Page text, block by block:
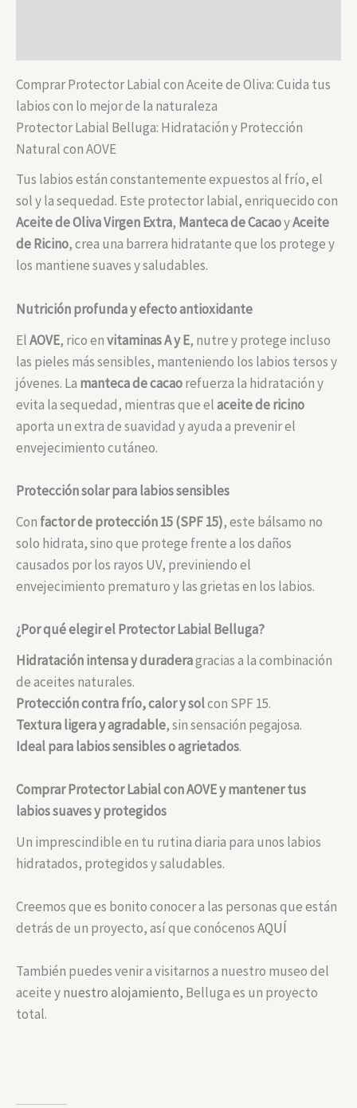
Comprar Protector Labial con Aceite de Oliva: Cuida tus
labios con lo mejor de la naturaleza
Protector Labial Belluga: Hidratación y Protección
Natural con AOVE
Tus labios están constantemente expuestos al frío, el
sol y la sequedad. Este protector labial, enriquecido con
Aceite de Oliva Virgen Extra, Manteca de CacaoyAceite
de Ricino, crea una barrera hidratante que los protege y
los mantiene suaves y saludables.
Nutrición profunda y efecto antioxidante
ElAOVE, rico envitaminas A y E, nutre y protege incluso
las pieles más sensibles, manteniendo los labios tersos y
jóvenes. La manteca de cacaorefuerza la hidratación y
evita la sequedad, mientras que elaceite de ricino
aporta un extra de suavidad y ayuda a prevenir el
envejecimiento cutáneo.
Protección solar para labios sensibles
Con factor de protección 15 (SPF 15), este bálsamo no
solo hidrata, sino que protege frente a los daños
causados por los rayos UV, previniendo el
envejecimiento prematuro y las grietas en los labios.
¿Por qué elegir el Protector Labial Belluga?
Hidratación intensa y duraderagracias a la combinación
de aceites naturales.
Protección contra frío, calor y solcon SPF 15.
Textura ligera y agradable, sin sensación pegajosa.
Ideal para labios sensibles o agrietados.
Comprar Protector Labial con AOVE y mantener tus
labios suaves y protegidos
Un imprescindible en tu rutina diaria para unos labios
hidratados, protegidos y saludables.
Creemos que es bonito conocer a las personas que están
detrás de un proyecto, así que conócenosAQUÍ
También puedes venir a visitarnos a nuestro museo del
aceite ynuestro alojamiento, Belluga es un proyecto
total.